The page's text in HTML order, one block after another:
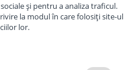
și pentru a analiza traficul.
la modul în care folosiți site-ul
lor.